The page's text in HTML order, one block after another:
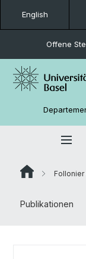
English
Offene
Follonier
Publikationen